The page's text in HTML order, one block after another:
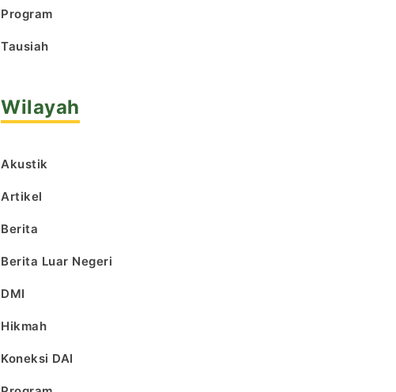
Program
Tausiah
Wilayah
Akustik
Artikel
Berita
Berita Luar Negeri
DMI
Hikmah
Koneksi DAI